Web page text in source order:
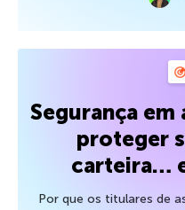
Segurança
proteger
carteira…
Por que os titulares de